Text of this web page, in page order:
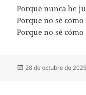
Porque nunca he
Porque no sé cómo
Porque no sé
Publicado
28 de octubre de 2025